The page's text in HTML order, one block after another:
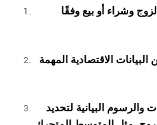
وشراء أو بيع وفقًا
البيانات الاقتصادية المهمة
والرسوم البيانية لتحديد